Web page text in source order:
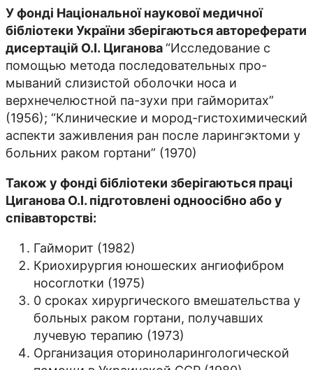
У фонді Національної наукової медичної
бібліотеки України зберігаються автореферати
дисертацій О.І. Циганова“Исследование с
помощью метода последовательных про-
мываний слизистой оболочки носа и
верхнечелюстной па-зухи при гайморитах”
(1956); “Клинические и мород-гистохимический
аспекти заживления ран после ларингэктоми у
больних раком гортани” (1970)
Також у фонді бібліотеки зберігаються праці
Циганова О.І. підготовлені одноосібно або у
співавторстві:
Гайморит (1982)
Криохирургия юношеских ангиофибром
носоглотки (1975)
0 сроках хирургического вмешательства у
больных раком гортани, получавших
лучевую терапию (1973)
Организация оториноларингологической